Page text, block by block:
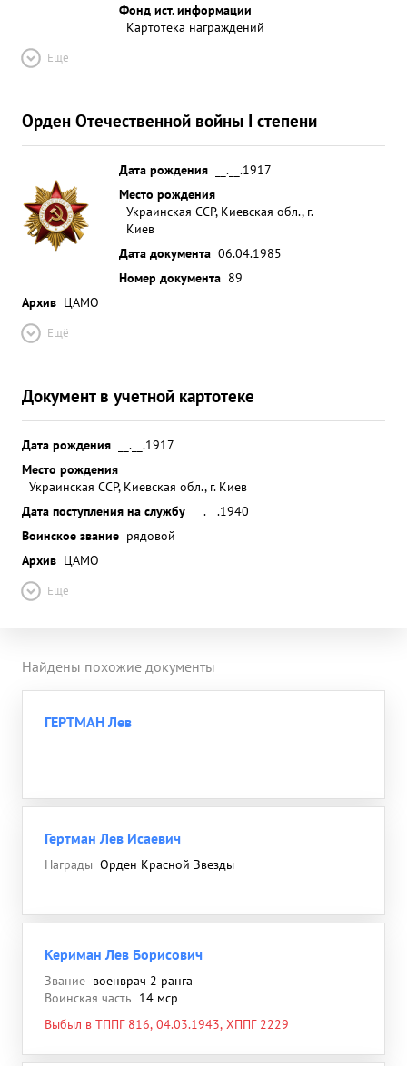
Фонд ист. информации
Картотека награждений
Ещё
Орден Отечественной войны I степени
Дата рождения
__.__.1917
Место рождения
Украинская ССР, Киевская обл., г.
Киев
Дата документа 06.04.1985
Номер документа 89
Архив ЦАМО
Ещё
Документ в учетной картотеке
Дата рождения
__.__.1917
Место рождения
Украинская ССР, Киевская обл., г. Киев
Дата поступления на службу
__.__.1940
Воинское звание рядовой
Архив ЦАМО
Ещё
Найдены похожие документы
ГЕРТМАН Лев
Гертман Лев Исаевич
Награды Орден Красной Звезды
Кериман Лев Борисович
Звание военврач 2 ранга
Воинская часть 14 мср
Выбыл в ТППГ 816, 04.03.1943, ХППГ 2229